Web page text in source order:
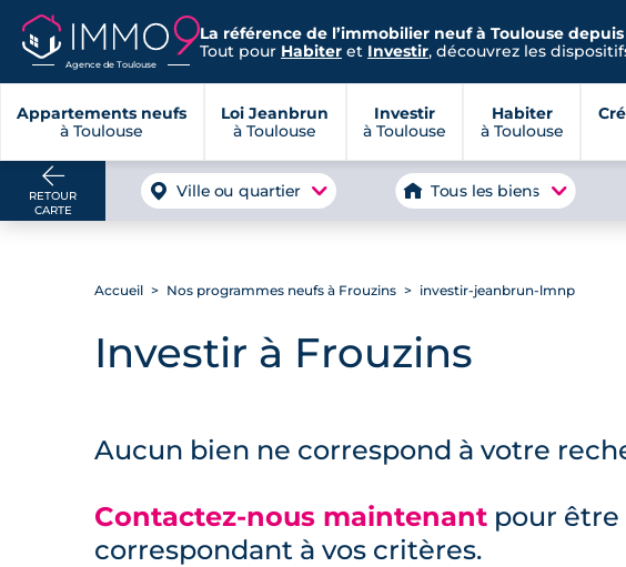
Agence de Toulouse
La référence de l’immobilier neuf à Toulouse depuis
Tout pour Habiter et Investir, découvrez les
Appartements neufs
à Toulouse
Loi Jeanbrun
à Toulouse
Investir
à Toulouse
Habiter
à Toulouse
RETOUR
CARTE
Ville ou quartier Tous les biens
Accueil Nos programmes neufs à Frouzins investir-jeanbrun-lmnp
Investir à Frouzins
Aucun bien ne correspond à votre
Contactez-nous maintenantpour être
correspondant à vos critères.